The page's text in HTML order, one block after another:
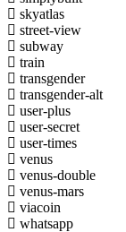
skyatlas
street-view
subway
train
transgender
transgender-alt
user-plus
user-secret
user-times
venus
venus-double
venus-mars
viacoin
whatsapp